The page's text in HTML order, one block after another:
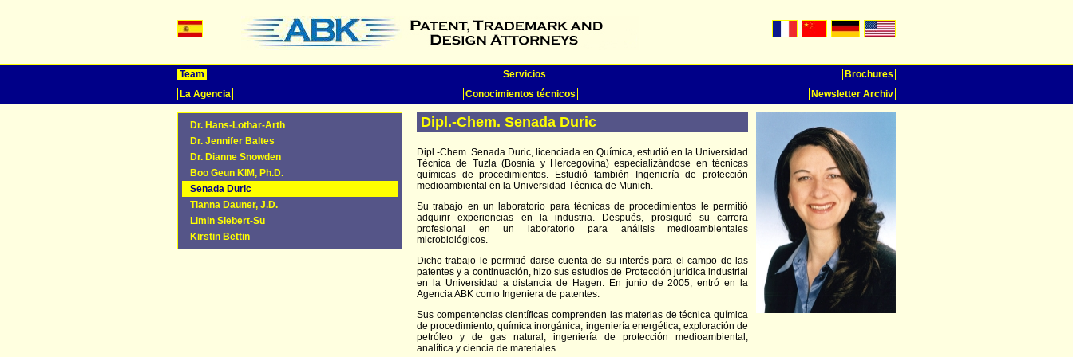
Team Servicios
Brochures
La Agencia
Conocimientos técnicos Newsletter Archiv
Dr. Hans-Lothar-Arth
Dr. Jennifer Baltes
Dr. Dianne Snowden
Boo Geun KIM, Ph.D.
Senada Duric
Tianna Dauner, J.D.
Limin Siebert-Su
Kirstin Bettin
Dipl.-Chem. Senada Duric
Dipl.-Chem. Senada Duric, licenciada en Química, estudió en la Universidad
Técnica de Tuzla (Bosnia y Hercegovina) especializándose en técnicas
químicas de procedimientos. Estudió también Ingeniería de protección
medioambiental en la Universidad Técnica de Munich.
Su trabajo en un laboratorio para técnicas de procedimientos le permitió
adquirir experiencias en la industria. Después, prosiguió su carrera
profesional en un laboratorio para análisis medioambientales
microbiológicos.
Dicho trabajo le permitió darse cuenta de su interés para el campo de las
patentes y a continuación, hizo sus estudios de Protección jurídica industrial
en la Universidad a distancia de Hagen. En junio de 2005, entró en la
Agencia ABK como Ingeniera de patentes.
Sus compentencias científicas comprenden las materias de técnica química
de procedimiento, química inorgánica, ingeniería energética, exploración de
petróleo y de gas natural, ingeniería de protección medioambiental,
analítica y ciencia de materiales.